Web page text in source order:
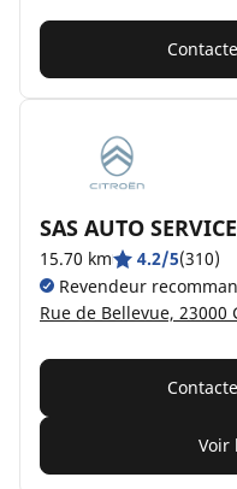
SAS AUTO
15.70 km 4.2/5(310)
Revendeur
Rue de Bellevue, 23000
Voir